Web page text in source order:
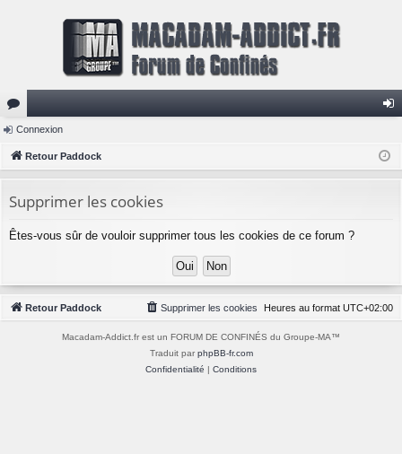
or
u
s
ne
Connexion
Retour Paddock
Supprimer les cookies
Êtes-vous sûr de vouloir supprimer tous les cookies de ce forum ?
Retour Paddock Heures au format UTC+02:00
Supprimer les cookies
Macadam-Addict.fr est un FORUM DE CONFINÉS du Groupe-MA™
Traduit par phpBB-fr.com
Confidentialité | Conditions